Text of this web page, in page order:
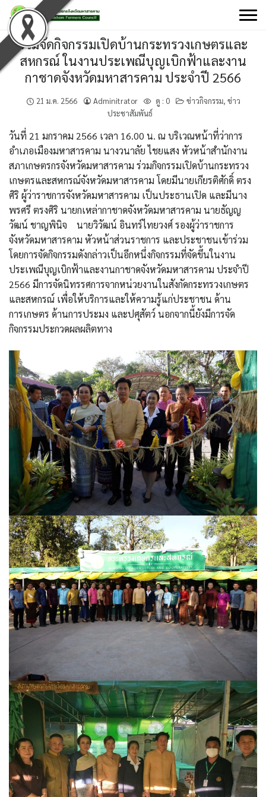
Skip
to
contentร่วมจัดกิจกรรมเปิดบ้านกระทรวงเกษตรและ
สหกรณ์ ในงานประเพณีบุญเบิกฟ้าและงาน
กาชาดจังหวัดมหาสารคาม ประจำปี 2566
21 ม.ค. 2566 Adminitrator ดู : 0 ข่าวกิจกรรม, ข่าว
ประชาสัมพันธ์
วันที่ 21 มกราคม 2566 เวลา 16.00 น. ณ บริเวณหน้าที่ว่าการ
อำเภอเมืองมหาสารคาม นางวนาลัย ไชยแสง หัวหน้าสำนักงาน
สภาเกษตรกรจังหวัดมหาสารคาม ร่วมกิจกรรมเปิดบ้านกระทรวง
เกษตรและสหกรณ์จังหวัดมหาสารคาม โดยมีนายเกียรติศักดิ์ ตรง
ศิริ ผู้ว่าราชการจังหวัดมหาสารคาม เป็นประธานเปิด และมีนาง
พรศรี ตรงศิริ นายกเหล่ากาชาดจังหวัดมหาสารคาม นายธัญญ
วัฒน์ ชาญพินิจ นายวิวัฒน์ อินทร์ไทยวงศ์ รองผู้ว่าราชการ
จังหวัดมหาสารคาม หัวหน้าส่วนราชการ และประชาชนเข้าร่วม
โดยการจัดกิจกรรมดังกล่าวเป็นอีกหนึ่งกิจกรรมที่จัดขึ้นในงาน
ประเพณีบุญเบิกฟ้าและงานกาชาดจังหวัดมหาสารคาม ประจำปี
2566 มีการจัดนิทรรศการจากหน่วยงานในสังกัดกระทรวงเกษตร
และสหกรณ์ เพื่อให้บริการและให้ความรู้แก่ประชาชน ด้าน
การเกษตร ด้านการประมง และปศุสัตว์ นอกจากนี้ยังมีการจัด
กิจกรรมประกวดผลผลิตทาง